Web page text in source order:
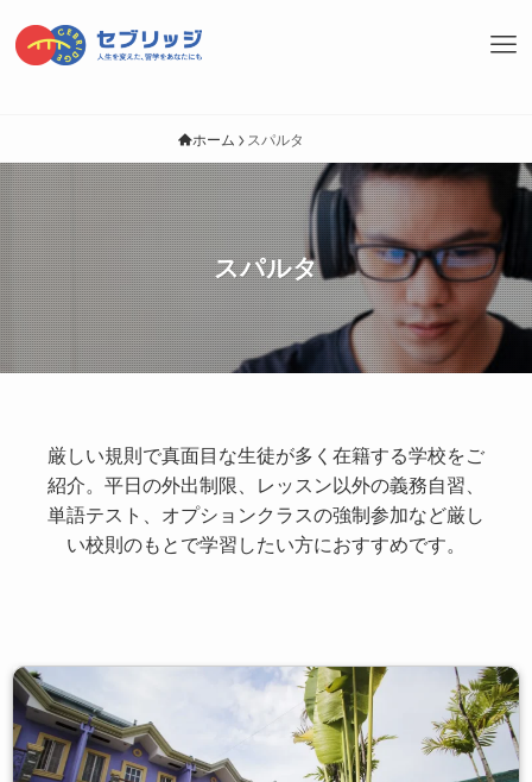
ホーム スパルタ
スパルタ
厳しい規則で真面目な生徒が多く在籍する学校をご
紹介。平日の外出制限、レッスン以外の義務自習、
単語テスト、オプションクラスの強制参加など厳し
い校則のもとで学習したい方におすすめです。